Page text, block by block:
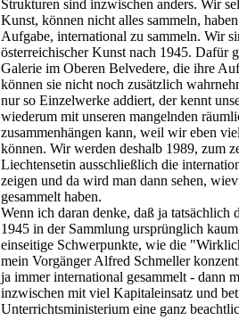
Strukturen sind inzwischen anders. Wir
Kunst, können nicht alles sammeln,
Aufgabe, international zu sammeln. Wir
österreichischer Kunst nach 1945. Dafür
Galerie im Oberen Belvedere, die ihre
können sie nicht noch zusätzlich
nur so Einzelwerke addiert, der kennt
wiederum mit unseren mangelnden
zusammenhängen kann, weil wir eben
können. Wir werden deshalb 1989, zum
Liechtensetin ausschließlich die
zeigen und da wird man dann sehen,
gesammelt haben.
Wenn ich daran denke, daß ja tatsächlich
1945 in der Sammlung ursprünglich
einseitige Schwerpunkte, wie die
mein Vorgänger Alfred Schmeller
ja immer international gesammelt - dann
inzwischen mit viel Kapitaleinsatz und
Unterrichtsministerium eine ganz